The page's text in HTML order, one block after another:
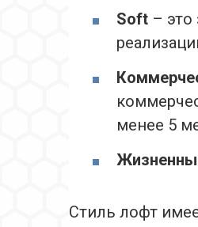
Soft –
менее 5
Стиль лофт